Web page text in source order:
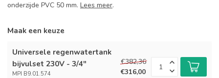
onderzijde PVC 50 mm. Lees meer.
Maak een keuze
Universele regenwatertank
bijvulset 230V - 3/4"
MPI B9.01.574
€382,36
€316,00